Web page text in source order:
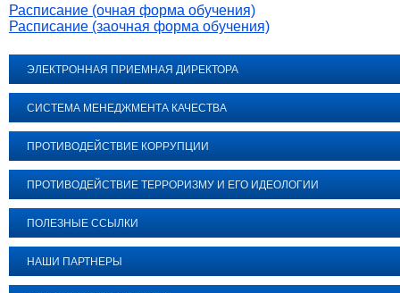
Расписание (очная форма обучения)
Расписание (заочная форма обучения)
ЭЛЕКТРОННАЯ ПРИЕМНАЯ ДИРЕКТОРА
СИСТЕМА МЕНЕДЖМЕНТА КАЧЕСТВА
ПРОТИВОДЕЙСТВИЕ КОРРУПЦИИ
ПРОТИВОДЕЙСТВИЕ ТЕРРОРИЗМУ И ЕГО ИДЕОЛОГИИ
ПОЛЕЗНЫЕ ССЫЛКИ
НАШИ ПАРТНЕРЫ